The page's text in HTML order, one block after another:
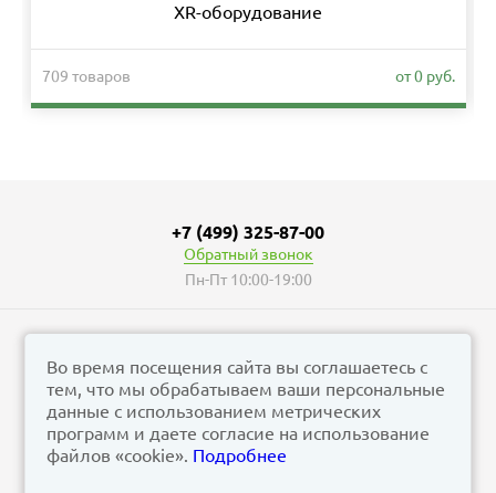
XR-оборудование
709 товаров от 0 руб.
© vizzion.ru, 2026
corp@vizzion.ru
Задать вопрос в чат Телеграм
+7 (499) 325-87-00
Обратный звонок
Пн-Пт 10:00-19:00
Во время посещения сайта вы соглашаетесь с
тем, что мы обрабатываем ваши персональные
данные с использованием метрических
программ и даете согласие на использование
файлов «cookie». Подробнее